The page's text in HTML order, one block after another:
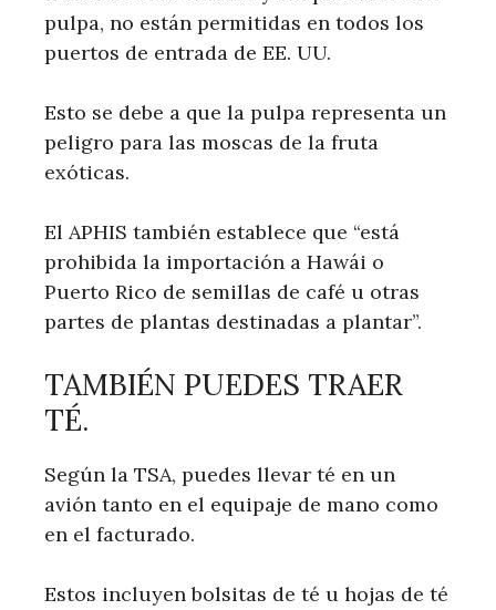
pulpa, no están permitidas en todos los
puertos de entrada de EE. UU.
Esto se debe a que la pulpa representa un
peligro para las moscas de la fruta
exóticas.
El APHIS también establece que “está
prohibida la importación a Hawái o
Puerto Rico de semillas de café u otras
partes de plantas destinadas a plantar”.
TAMBIÉN PUEDES TRAER
TÉ.
Según la TSA, puedes llevar té en un
avión tanto en el equipaje de mano como
en el facturado.
Estos incluyen bolsitas de té u hojas de té